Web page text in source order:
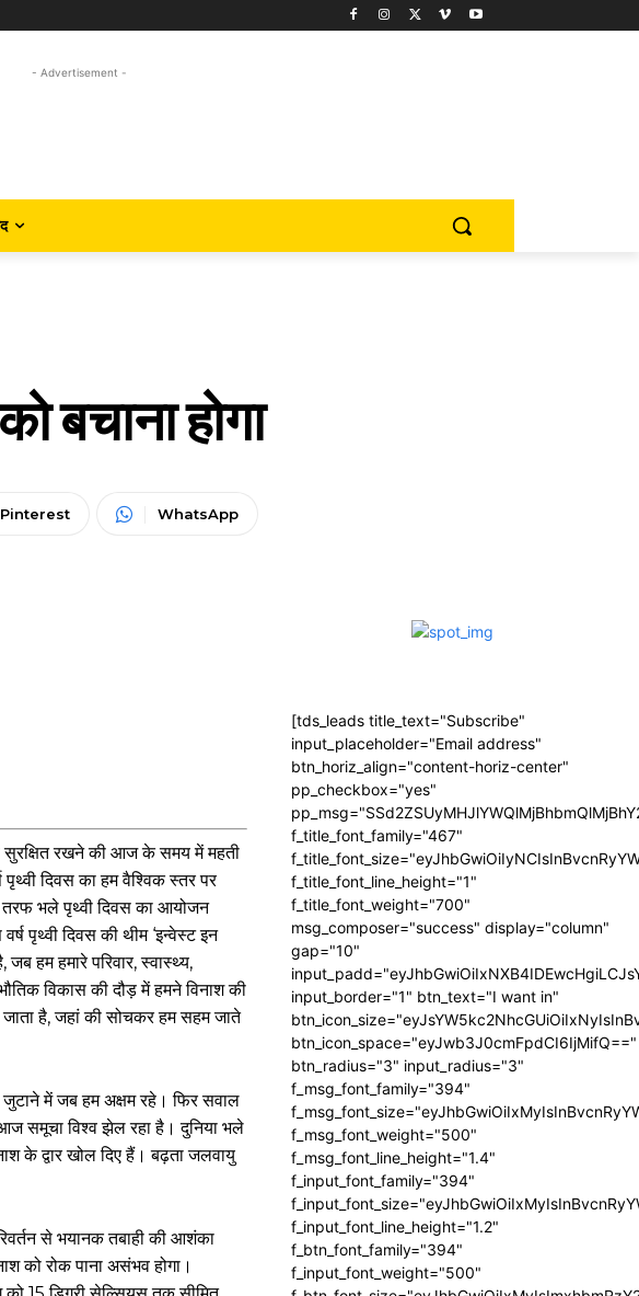
- Advertisement -
बचाना होगा
Pinterest WhatsApp
सुरक्षित रखने की आज के समय में महती
दिवस का हम वैश्विक स्तर पर
तरफ भले पृथ्वी दिवस का आयोजन
पृथ्वी दिवस की थीम ‘इन्वेस्ट इन
हम हमारे परिवार, स्वास्थ्य,
विकास की दौड़ में हमने विनाश की
है, जहां की सोचकर हम सहम जाते
में जब हम अक्षम रहे। फिर सवाल
समूचा विश्व झेल रहा है। दुनिया भले
के द्वार खोल दिए हैं। बढ़ता जलवायु
से भयानक तबाही की आशंका
को रोक पाना असंभव होगा।
[tds_leads title_text="Subscribe"
input_placeholder="Email address"
btn_horiz_align="content-horiz-center"
pp_checkbox="yes"
f_title_font_family="467"
f_title_font_line_height="1"
f_title_font_weight="700"
msg_composer="success" display="column"
gap="10"
input_border="1" btn_text="I want in"
btn_icon_space="eyJwb3J0cmFpdCI6IjMifQ=="
btn_radius="3" input_radius="3"
f_msg_font_family="394"
f_msg_font_weight="500"
f_msg_font_line_height="1.4"
f_input_font_family="394"
f_input_font_line_height="1.2"
f_btn_font_family="394"
f_input_font_weight="500"